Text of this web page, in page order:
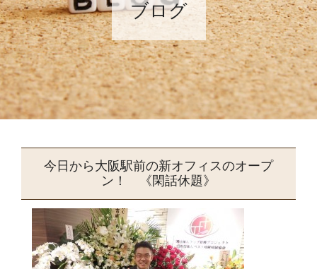
ブログ
今日から大阪駅前の新オフィスのオープ
ン！ 《閑話休題》